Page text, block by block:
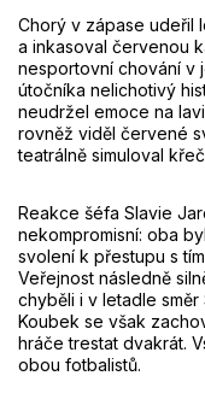
Chorý v zápase udeřil
a inkasoval červenou
nesportovní chování v
útočníka nelichotivý
neudržel emoce na
rovněž viděl červené
teatrálně simuloval
Reakce šéfa Slavie
nekompromisní: oba
svolení k přestupu s
Veřejnost následně
chyběli i v letadle
Koubek se však
hráče trestat dvakrát.
obou fotbalistů.